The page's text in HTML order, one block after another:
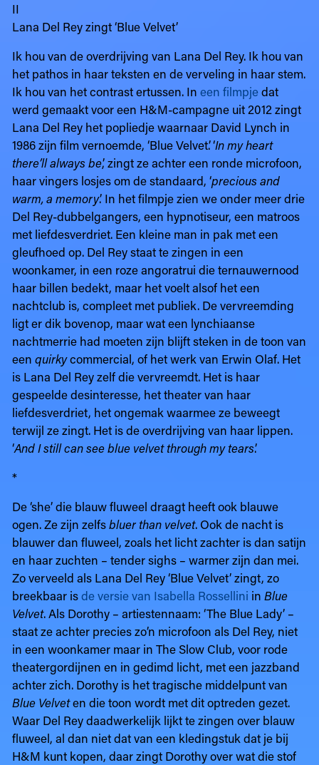
II
Lana Del Rey zingt ‘Blue Velvet’
Ik hou van de overdrijving van Lana Del Rey. Ik hou van
het pathos in haar teksten en de verveling in haar stem.
Ik hou van het contrast ertussen. In een filmpjedat
werd gemaakt voor een H&M-campagne uit 2012 zingt
Lana Del Rey het popliedje waarnaar David Lynch in
1986 zijn film vernoemde, ‘Blue Velvet’. ‘In my heart
there’ll always be,’ zingt ze achter een ronde microfoon,
haar vingers losjes om de standaard, ‘precious and
warm, a memory.’ In het filmpje zien we onder meer drie
Del Rey-dubbelgangers, een hypnotiseur, een matroos
met liefdesverdriet. Een kleine man in pak met een
gleufhoed op. Del Rey staat te zingen in een
woonkamer, in een roze angoratrui die ternauwernood
haar billen bedekt, maar het voelt alsof het een
nachtclub is, compleet met publiek. De vervreemding
ligt er dik bovenop, maar wat een lynchiaanse
nachtmerrie had moeten zijn blijft steken in de toon van
een quirkycommercial, of het werk van Erwin Olaf. Het
is Lana Del Rey zelf die vervreemdt. Het is haar
gespeelde desinteresse, het theater van haar
liefdesverdriet, het ongemak waarmee ze beweegt
terwijl ze zingt. Het is de overdrijving van haar lippen.
‘And I still can see blue velvet through my tears.’
*
De ‘she’ die blauw fluweel draagt heeft ook blauwe
ogen. Ze zijn zelfsbluer than velvet. Ook de nacht is
blauwer dan fluweel, zoals het licht zachter is dan satijn
en haar zuchten – tender sighs – warmer zijn dan mei.
Zo verveeld als Lana Del Rey ‘Blue Velvet’ zingt, zo
breekbaar isde versie van Isabella Rossellini in Blue
Velvet. Als Dorothy – artiestennaam: ‘The Blue Lady’ –
staat ze achter precies zo’n microfoon als Del Rey, niet
in een woonkamer maar in The Slow Club, voor rode
theatergordijnen en in gedimd licht, met een jazzband
achter zich. Dorothy is het tragische middelpunt van
Blue Velveten die toon wordt met dit optreden gezet.
Waar Del Rey daadwerkelijk lijkt te zingen over blauw
fluweel, al dan niet dat van een kledingstuk dat je bij
H&M kunt kopen, daar zingt Dorothy over wat die stof